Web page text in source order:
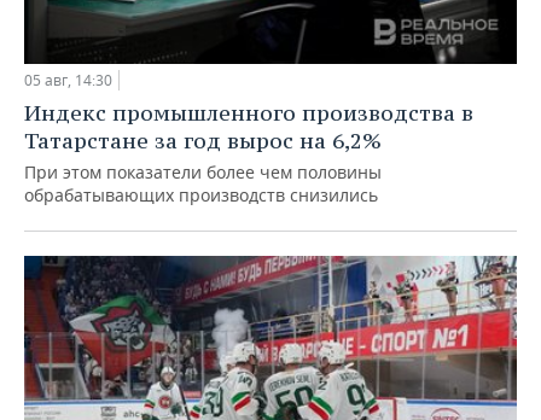
05 авг, 14:30
Индекс промышленного производства в
Татарстане за год вырос на 6,2%
При этом показатели более чем половины
обрабатывающих производств снизились